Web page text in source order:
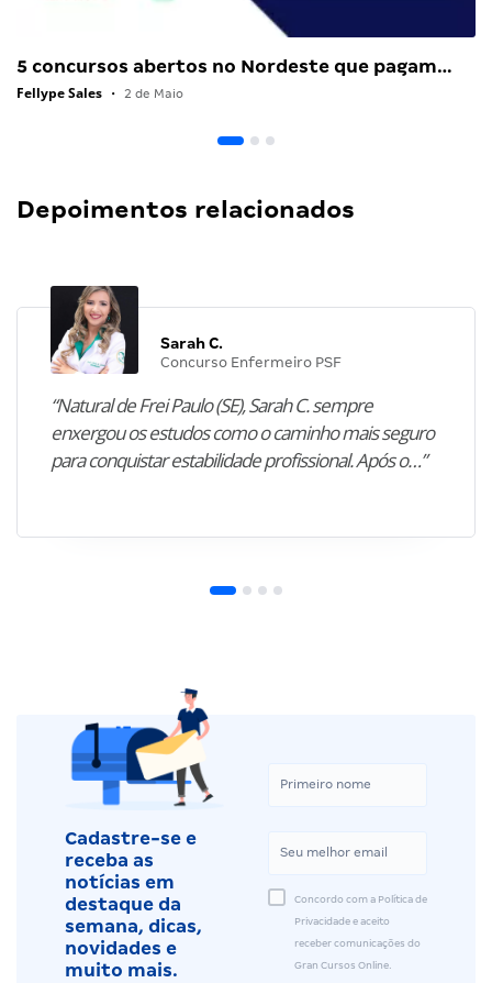
5 concursos abertos no Nordeste que pagam…
Fellype Sales • 2 de Maio
Depoimentos relacionados
Sarah C.
Concurso Enfermeiro PSF
“Natural de Frei Paulo (SE), Sarah C. sempre
enxergou os estudos como o caminho mais seguro
para conquistar estabilidade profissional. Após o…”
Cadastre-se e
receba as
notícias em
destaque da
semana, dicas,
novidades e
muito mais.
Concordo com a Política de
Privacidade e aceito
receber comunicações do
Gran Cursos Online.